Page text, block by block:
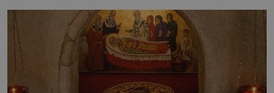
legendami o něm ukrývat nějaký pravdivý základ?
V blízkosti Mysu Greco, jak se přez